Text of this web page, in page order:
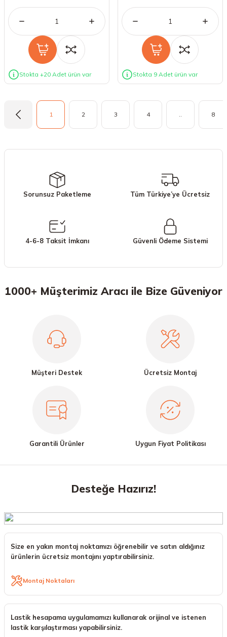
Stokta +20 Adet ürün var Stokta 9 Adet ürün var
1 2 3 4 .. 8
Sorunsuz Paketleme Tüm Türkiye’ye Ücretsiz
4-6-8 Taksit İmkanı Güvenli Ödeme Sistemi
1000+ Müşterimiz Aracı ile Bize Güveniyor
Müşteri Destek Ücretsiz Montaj
Garantili Ürünler Uygun Fiyat Politikası
Desteğe Hazırız!
Size en yakın montaj noktamızı öğrenebilir ve satın aldığınız
ürünlerin ücretsiz montajını yaptırabilirsiniz.
Montaj Noktaları
Lastik hesapama uygulamamızı kullanarak orijinal ve istenen
lastik karşılaştırması yapabilirsiniz.